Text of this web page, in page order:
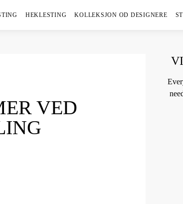
HEKLESTING KOLLEKSJON OD DESIGNERE
VED